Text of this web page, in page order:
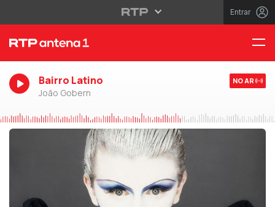
Entrar
Bairro Latino
João Gobern
NO AR